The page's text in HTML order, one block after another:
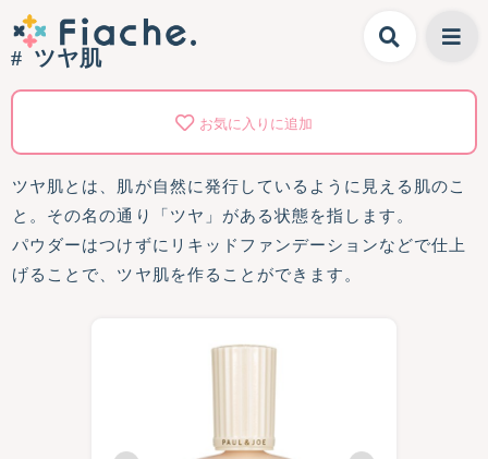
ツヤ肌
お気に入りに追加
ツヤ肌とは、肌が自然に発行しているように見える肌のこ
と。その名の通り「ツヤ」がある状態を指します。
パウダーはつけずにリキッドファンデーションなどで仕上
げることで、ツヤ肌を作ることができます。